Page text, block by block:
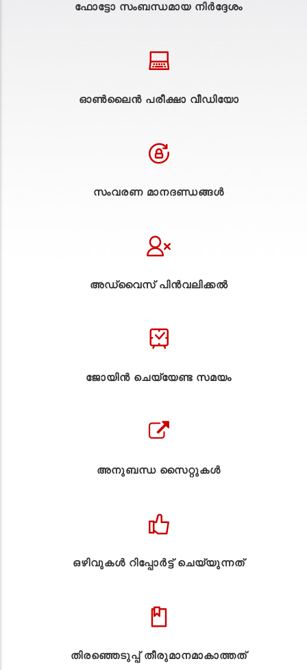
ഫോട്ടോ സംബന്ധമായ നിർദ്ദേശം
ഓൺലൈൻ പരീക്ഷാ വീഡിയോ
സംവരണ മാനദണ്ഡങ്ങൾ
അഡ്വൈസ് പിൻവലിക്കൽ
ജോയിൻ ചെയ്യേണ്ട സമയം
അനുബന്ധ സൈറ്റുകള്‍
ഒഴിവുകൾ റിപ്പോർട്ട് ചെയ്യുന്നത്
തിരഞ്ഞെടുപ്പ് തീരുമാനമാകാത്തത്